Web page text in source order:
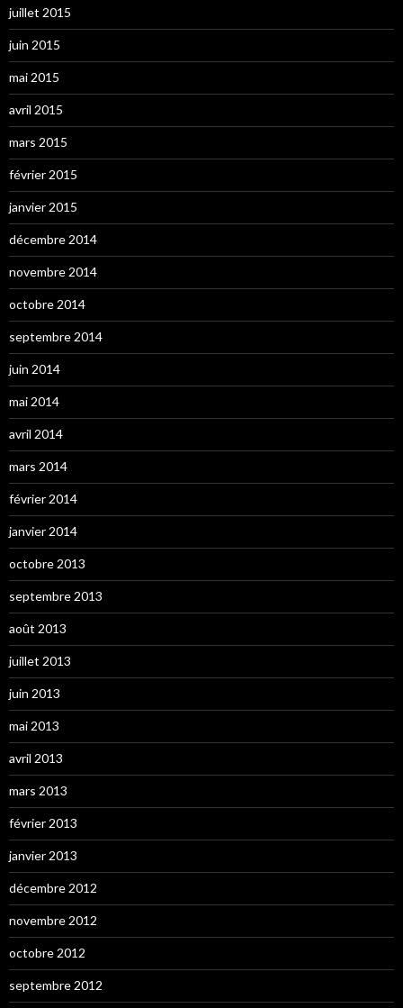
juillet 2015
juin 2015
mai 2015
avril 2015
mars 2015
février 2015
janvier 2015
décembre 2014
novembre 2014
octobre 2014
septembre 2014
juin 2014
mai 2014
avril 2014
mars 2014
février 2014
janvier 2014
octobre 2013
septembre 2013
août 2013
juillet 2013
juin 2013
mai 2013
avril 2013
mars 2013
février 2013
janvier 2013
décembre 2012
novembre 2012
octobre 2012
septembre 2012